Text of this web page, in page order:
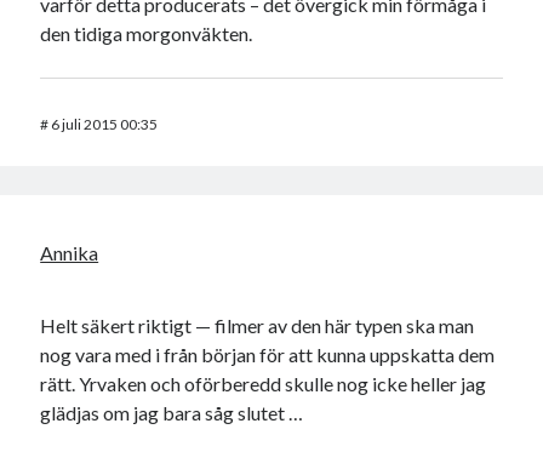
den tidiga morgonväkten.
# 6 juli 2015 00:35
Annika
Helt säkert riktigt — filmer av den här typen ska man
nog vara med i från början för att kunna uppskatta dem
rätt. Yrvaken och oförberedd skulle nog icke heller jag
glädjas om jag bara såg slutet …